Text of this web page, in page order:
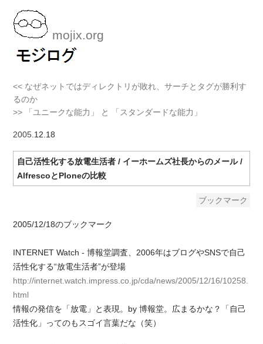
mojix.org
<< なぜネットではディレクトリが敗れ、サーチとタグが勝利す
るのか
>> 「ユニークな能力」 と 「スタンダードな能力」
2005 .12.18
自己活性化する放電生活者 / イーホームズ社長からのメール /
AlfrescoとPloneの比較
ブックマーク
2005/12/18のブックマーク
INTERNET Watch - 博報堂調査、2006年はブログやSNSで自己
活性化する“放電生活者”が登場
http://internet.watch.impress.co.jp/cda/news/2005/12/16/10258.
html
情報の発信を「放電」と表現。by 博報堂。広まるかな？「自己
活性化」ってのもスゴイ言葉だな（笑）